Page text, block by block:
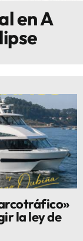
en A
la ley de